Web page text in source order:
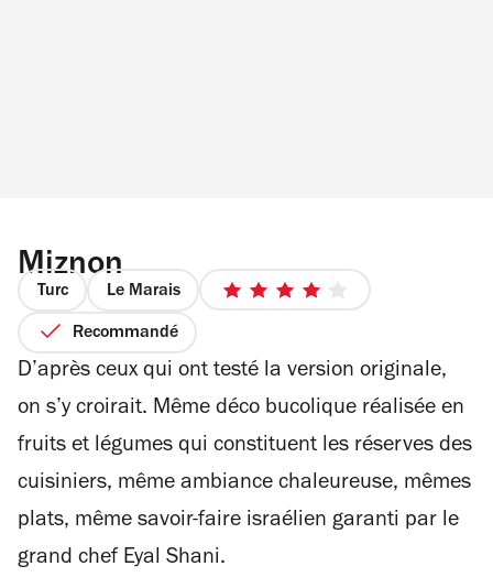
Miznon
Turc Le Marais
4
étoiles
Recommandé
D’après ceux qui ont testé la version originale,
on s’y croirait. Même déco bucolique réalisée en
fruits et légumes qui constituent les réserves des
cuisiniers, même ambiance chaleureuse, mêmes
plats, même savoir-faire israélien garanti par le
grand chef Eyal Shani.